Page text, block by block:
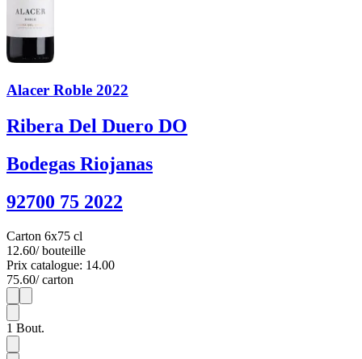
Alacer Roble 2022
Ribera Del Duero DO
Bodegas Riojanas
92700 75 2022
Carton 6x75 cl
12.60/ bouteille
Prix catalogue: 14.00
75.60/ carton
1
1 Bout.